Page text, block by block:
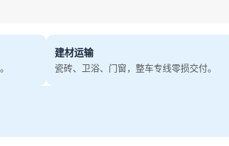
建材运输
瓷砖、卫浴、门窗，整车专线零损交付。